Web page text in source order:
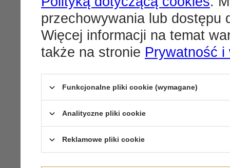
przechowywania lub dostępu
Więcej informacji na temat
także na stronie Prywatność i
Funkcjonalne pliki cookie (wymagane)
Analityczne pliki cookie
Reklamowe pliki cookie